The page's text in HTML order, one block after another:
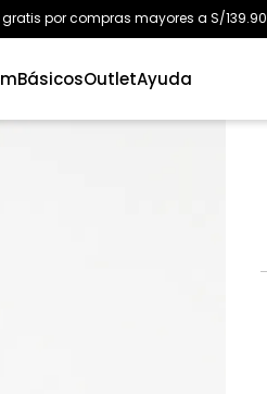
gratis por compras mayores a S/139.90
BásicosOutletAyuda